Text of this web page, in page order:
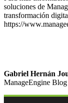
soluciones de
transformación
https://
Gabriel Hernán
ManageEngine Blog